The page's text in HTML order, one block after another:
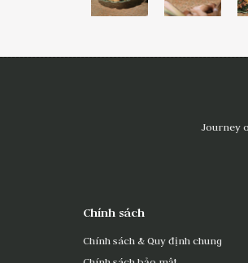
Journey
Chính sách
Chính sách & Quy định chung